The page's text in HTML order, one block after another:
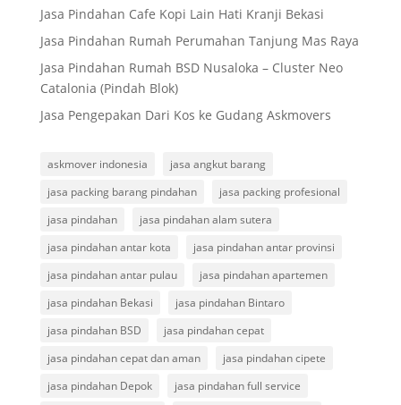
Jasa Pindahan Cafe Kopi Lain Hati Kranji Bekasi
Jasa Pindahan Rumah Perumahan Tanjung Mas Raya
Jasa Pindahan Rumah BSD Nusaloka – Cluster Neo
Catalonia (Pindah Blok)
Jasa Pengepakan Dari Kos ke Gudang Askmovers
askmover indonesia
jasa angkut barang
jasa packing barang pindahan
jasa packing profesional
jasa pindahan
jasa pindahan alam sutera
jasa pindahan antar kota
jasa pindahan antar provinsi
jasa pindahan antar pulau
jasa pindahan apartemen
jasa pindahan Bekasi
jasa pindahan Bintaro
jasa pindahan BSD
jasa pindahan cepat
jasa pindahan cepat dan aman
jasa pindahan cipete
jasa pindahan Depok
jasa pindahan full service